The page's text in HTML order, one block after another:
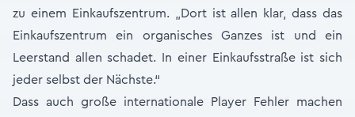
zu einem Einkaufszentrum. „Dort ist allen klar, dass das
Einkaufszentrum ein organisches Ganzes ist und ein
Leerstand allen schadet. In einer Einkaufsstraße ist sich
jeder selbst der Nächste.“
Dass auch große internationale Player Fehler machen